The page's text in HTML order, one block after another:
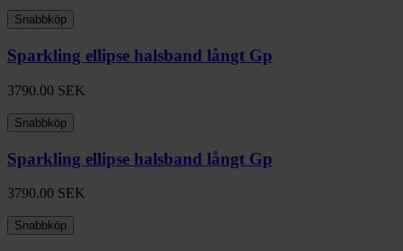
Snabbköp
Sparkling ellipse halsband långt Gp
3790.00 SEK
Snabbköp
Sparkling ellipse halsband långt Gp
3790.00 SEK
Snabbköp